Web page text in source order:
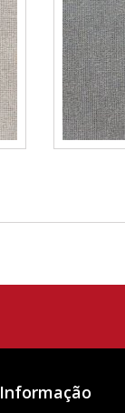
Informação